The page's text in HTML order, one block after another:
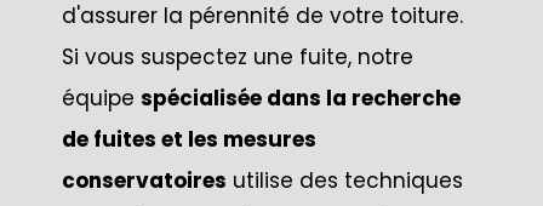
d'assurer la pérennité de votre toiture.
Si vous suspectez une fuite, notre
équipespécialisée dans la recherche
de fuites et les mesures
conservatoires utilise des techniques